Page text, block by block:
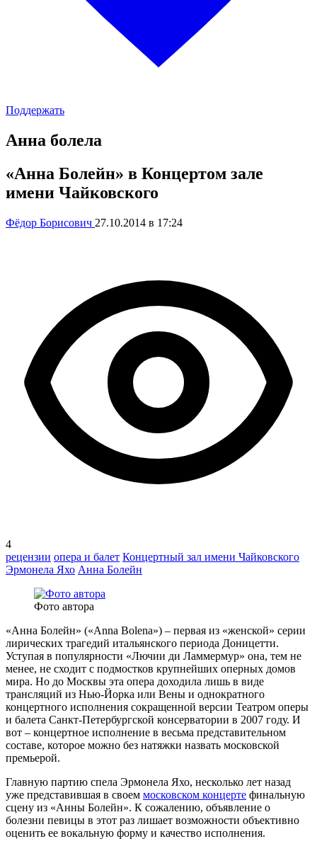
Поддержать
Анна болела
«Анна Болейн» в Концертом зале
имени Чайковского
Фёдор Борисович 27.10.2014 в 17:24
4
рецензии опера и балет Концертный зал имени Чайковского
Эрмонела Яхо Анна Болейн
Фото автора
«Анна Болейн» («Anna Bolena») – первая из «женской» серии
лирических трагедий итальянского периода Доницетти.
Уступая в популярности «Лючии ди Ламмермур» она, тем не
менее, не сходит с подмостков крупнейших оперных домов
мира. Но до Москвы эта опера доходила лишь в виде
трансляций из Нью-Йорка или Вены и однократного
концертного исполнения сокращенной версии Театром оперы
и балета Санкт-Петербургской консерватории в 2007 году. И
вот – концертное исполнение в весьма представительном
составе, которое можно без натяжки назвать московской
премьерой.
Главную партию спела Эрмонела Яхо, несколько лет назад
уже представившая в своем московском концерте финальную
сцену из «Анны Болейн». К сожалению, объявление о
болезни певицы в этот раз лишает возможности объективно
оценить ее вокальную форму и качество исполнения.